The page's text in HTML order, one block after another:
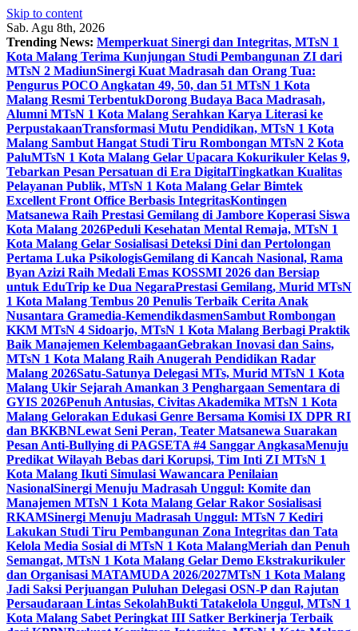
Skip to content
Sab. Agu 8th, 2026
Trending News: Memperkuat Sinergi dan Integritas, MTsN 1
Kota Malang Terima Kunjungan Studi Pembangunan ZI dari
MTsN 2 MadiunSinergi Kuat Madrasah dan Orang Tua:
Pengurus POCO Angkatan 49, 50, dan 51 MTsN 1 Kota
Malang Resmi TerbentukDorong Budaya Baca Madrasah,
Alumni MTsN 1 Kota Malang Serahkan Karya Literasi ke
PerpustakaanTransformasi Mutu Pendidikan, MTsN 1 Kota
Malang Sambut Hangat Studi Tiru Rombongan MTsN 2 Kota
PaluMTsN 1 Kota Malang Gelar Upacara Kokurikuler Kelas 9,
Tebarkan Pesan Persatuan di Era DigitalTingkatkan Kualitas
Pelayanan Publik, MTsN 1 Kota Malang Gelar Bimtek
Excellent Front Office Berbasis IntegritasKontingen
Matsanewa Raih Prestasi Gemilang di Jambore Koperasi Siswa
Kota Malang 2026Peduli Kesehatan Mental Remaja, MTsN 1
Kota Malang Gelar Sosialisasi Deteksi Dini dan Pertolongan
Pertama Luka PsikologisGemilang di Kancah Nasional, Rama
Byan Azizi Raih Medali Emas KOSSMI 2026 dan Bersiap
untuk EduTrip ke Dua NegaraPrestasi Gemilang, Murid MTsN
1 Kota Malang Tembus 20 Penulis Terbaik Cerita Anak
Nusantara Gramedia-KemendikdasmenSambut Rombongan
KKM MTsN 4 Sidoarjo, MTsN 1 Kota Malang Berbagi Praktik
Baik Manajemen KelembagaanGebrakan Inovasi dan Sains,
MTsN 1 Kota Malang Raih Anugerah Pendidikan Radar
Malang 2026Satu-Satunya Delegasi MTs, Murid MTsN 1 Kota
Malang Ukir Sejarah Amankan 3 Penghargaan Sementara di
GYIS 2026Penuh Antusias, Civitas Akademika MTsN 1 Kota
Malang Gelorakan Edukasi Genre Bersama Komisi IX DPR RI
dan BKKBNLewat Seni Peran, Teater Matsanewa Suarakan
Pesan Anti-Bullying di PAGSETA #4 Sanggar AngkasaMenuju
Predikat Wilayah Bebas dari Korupsi, Tim Inti ZI MTsN 1
Kota Malang Ikuti Simulasi Wawancara Penilaian
NasionalSinergi Menuju Madrasah Unggul: Komite dan
Manajemen MTsN 1 Kota Malang Gelar Rakor Sosialisasi
RKAMSinergi Menuju Madrasah Unggul: MTsN 7 Kediri
Lakukan Studi Tiru Pembangunan Zona Integritas dan Tata
Kelola Media Sosial di MTsN 1 Kota MalangMeriah dan Penuh
Semangat, MTsN 1 Kota Malang Gelar Demo Ekstrakurikuler
dan Organisasi MATAMUDA 2026/2027MTsN 1 Kota Malang
Jadi Saksi Perjuangan Puluhan Delegasi OSN-P dan Rajutan
Persaudaraan Lintas SekolahBukti Tatakelola Unggul, MTsN 1
Kota Malang Sabet Peringkat III Satker Berkinerja Terbaik